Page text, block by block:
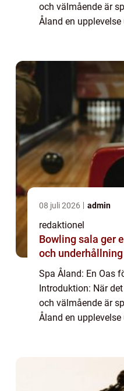
och välmående är
Åland en
08 juli 2026 admin
redaktionel
Bowling sala ger
och
Spa Åland: En Oas
Introduktion: När
och välmående är
Åland en